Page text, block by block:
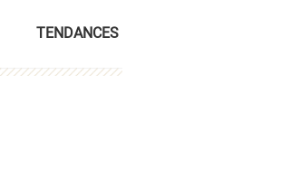
TENDANCES